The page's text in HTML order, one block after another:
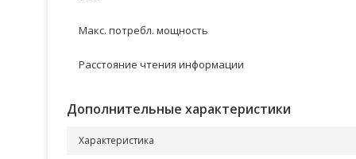
Макс. потребл. мощность
Расстояние чтения информации
Дополнительные характеристики
Характеристика